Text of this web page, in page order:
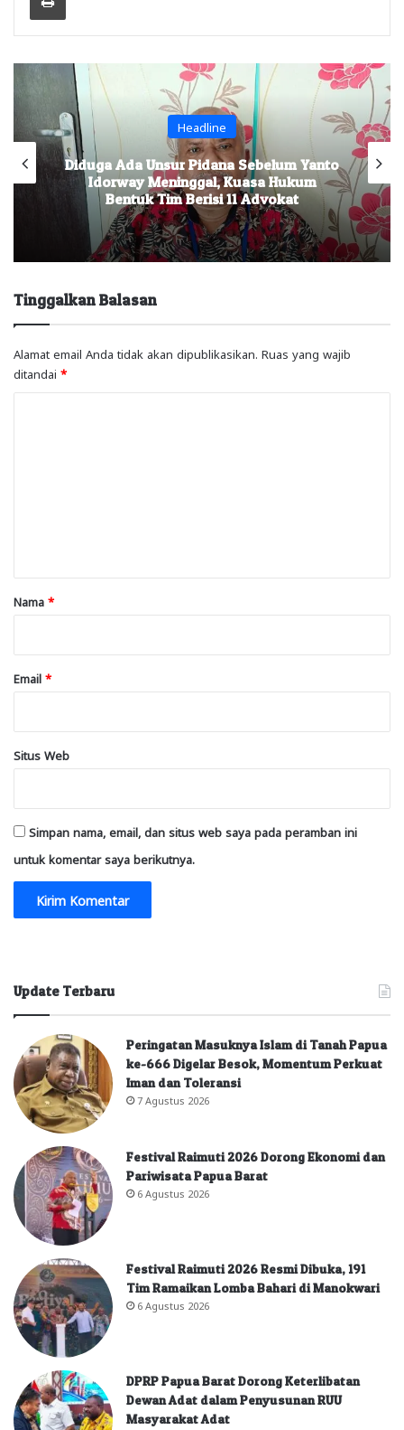
Diduga Ada Unsur Pidana Sebelum Yanto
Idorway Meninggal, Kuasa Hukum
Bentuk Tim Berisi 11 Advokat
Tinggalkan Balasan
Alamat email Anda tidak akan dipublikasikan. Ruas yang wajib
ditandai *
rNama *
Email *
Situs Web
Simpan nama, email, dan situs web saya pada peramban ini
untuk komentar saya berikutnya.
Update Terbaru
Peringatan Masuknya Islam di Tanah Papua
ke-666 Digelar Besok, Momentum Perkuat
Iman dan Toleransi
7 Agustus 2026
Festival Raimuti 2026 Dorong Ekonomi dan
Pariwisata Papua Barat
6 Agustus 2026
Festival Raimuti 2026 Resmi Dibuka, 191
Tim Ramaikan Lomba Bahari di Manokwari
6 Agustus 2026
DPRP Papua Barat Dorong Keterlibatan
Dewan Adat dalam Penyusunan RUU
Masyarakat Adat